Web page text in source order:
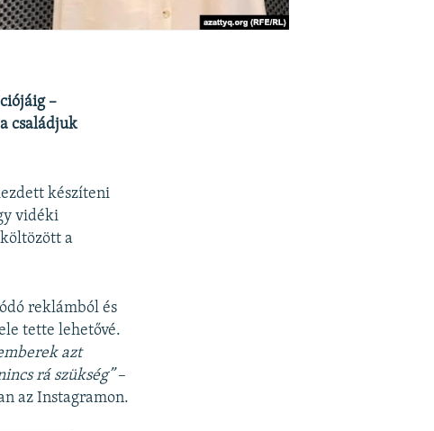
–
családjuk
készíteni
vidéki
a
reklámból és
tette lehetővé.
azt
rá szükség”–
az Instagramon.